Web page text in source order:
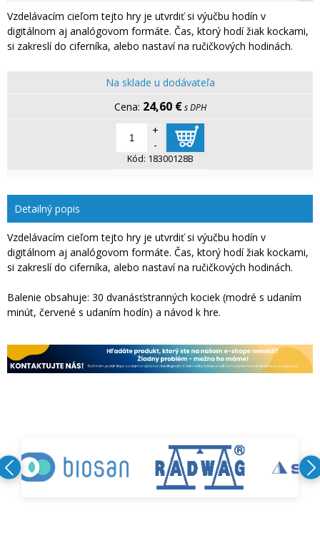
Vzdelávacím cieľom tejto hry je utvrdiť si výučbu hodín v
digitálnom aj analógovom formáte. Čas, ktorý hodí žiak kockami,
si zakreslí do ciferníka, alebo nastaví na ručičkových hodinách.
Na sklade u dodávateľa
24,60 € s DPH
+
-
Kód: 18300128B
Detailný popis
Vzdelávacím cieľom tejto hry je utvrdiť si výučbu hodín v
digitálnom aj analógovom formáte. Čas, ktorý hodí žiak kockami,
si zakreslí do ciferníka, alebo nastaví na ručičkových hodinách.
Balenie obsahuje: 30 dvanásťstranných kociek (modré s udaním
minút, červené s udaním hodín) a návod k hre.